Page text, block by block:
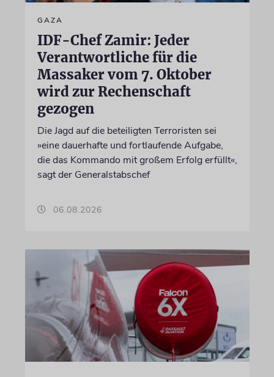
GAZA
IDF-Chef Zamir: Jeder
Verantwortliche für die
Massaker vom 7. Oktober
wird zur Rechenschaft
gezogen
Die Jagd auf die beteiligten Terroristen sei
»eine dauerhafte und fortlaufende Aufgabe,
die das Kommando mit großem Erfolg erfüllt«,
sagt der Generalstabschef
06.08.2026